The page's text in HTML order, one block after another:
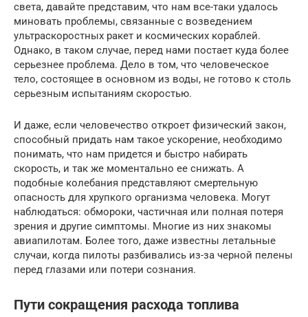
света, давайте представим, что нам все-таки удалось
миновать проблемы, связанные с возведением
ультраскоростных ракет и космических кораблей.
Однако, в таком случае, перед нами постает куда более
серьезнее проблема. Дело в том, что человеческое
тело, состоящее в основном из воды, не готово к столь
серьезным испытаниям скоростью.
И даже, если человечество откроет физический закон,
способный придать нам такое ускорение, необходимо
понимать, что нам придется и быстро набирать
скорость, и так же моментально ее снижать. А
подобные колебания представляют смертельную
опасность для хрупкого организма человека. Могут
наблюдаться: обмороки, частичная или полная потеря
зрения и другие симптомы. Многие из них знакомы
авиапилотам. Более того, даже известны летальные
случаи, когда пилоты разбивались из-за черной пелены
перед глазами или потери сознания.
Пути сокращения расхода топлива